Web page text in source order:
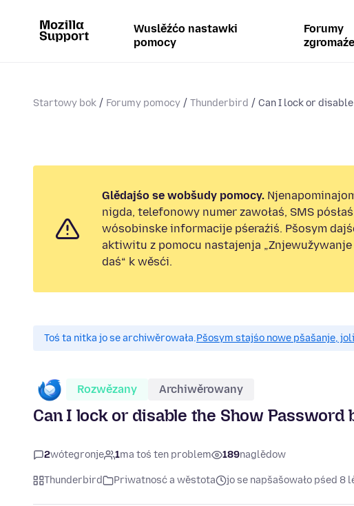
Wuslěźćo nastawki
pomocy
Forumy
Startowy bok Forumy pomocy Thunderbird Can I lock or disable
Glědajśo se wobšudy pomocy.
nigda, telefonowy numer zawołaś, SMS
wósobinske informacije pśeraźiś. Pšosym
aktiwitu z pomocu nastajenja
daś“ k wěsći.
Toś ta nitka jo se archiwěrowała.Pšosym stajśo nowe pšašanje,
Rozwězany Archiwěrowany
Can I lock or disable the Show
2wótegronje 1ma toś ten problem 189naglědow
Thunderbird Priwatnosć a wěstota jo se napšašowało pśed 8